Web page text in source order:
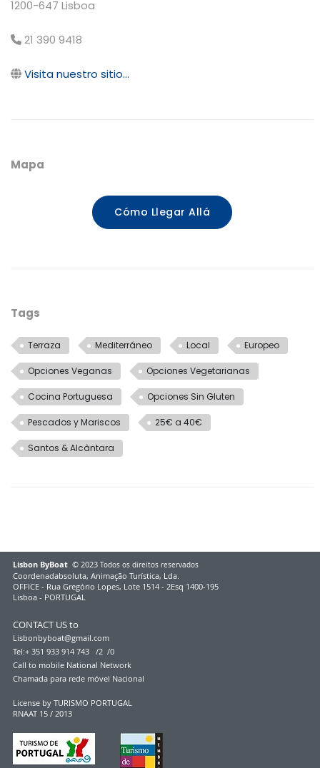
1200-647 Lisboa
21 390 9418
Visita nuestro sitio...
Mapa
Cómo Llegar Allá
Tags
Terraza Mediterráneo Local Europeo
Opciones Veganas Opciones Vegetarianas
Cocina Portuguesa Opciones Sin Gluten
Pescados y Mariscos 25€ a 40€
Santos & Alcântara
Lisbon ByBoat © 2023 Todos os direitos reservados
Coordenadabsoluta, Animação Turística, Lda.
OFFICE - Rua Gregório Lopes, Lote 1514 - 2Esq 1400-195
Lisboa - PORTUGAL
CONTACT US to
Lisbonbyboat@gmail.com
Tel:+ 351 933 914 743 /2 /0
Call to mobile National Network
Chamada para rede móvel Nacional
License by TURISMO PORTUGAL
RNAAT 15 / 2013